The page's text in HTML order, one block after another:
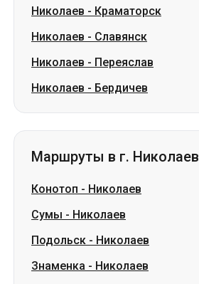
Николаев - Краматорск
Николаев - Славянск
Николаев - Переяслав
Николаев - Бердичев
Маршруты в г. Николаев
Конотоп - Николаев
Сумы - Николаев
Подольск - Николаев
Знаменка - Николаев